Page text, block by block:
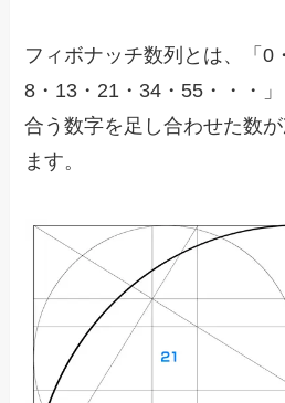
フィボナッチ数列とは、「0
8・13・21・34・55 ・・・
合う数字を足し合わせた数
ます。